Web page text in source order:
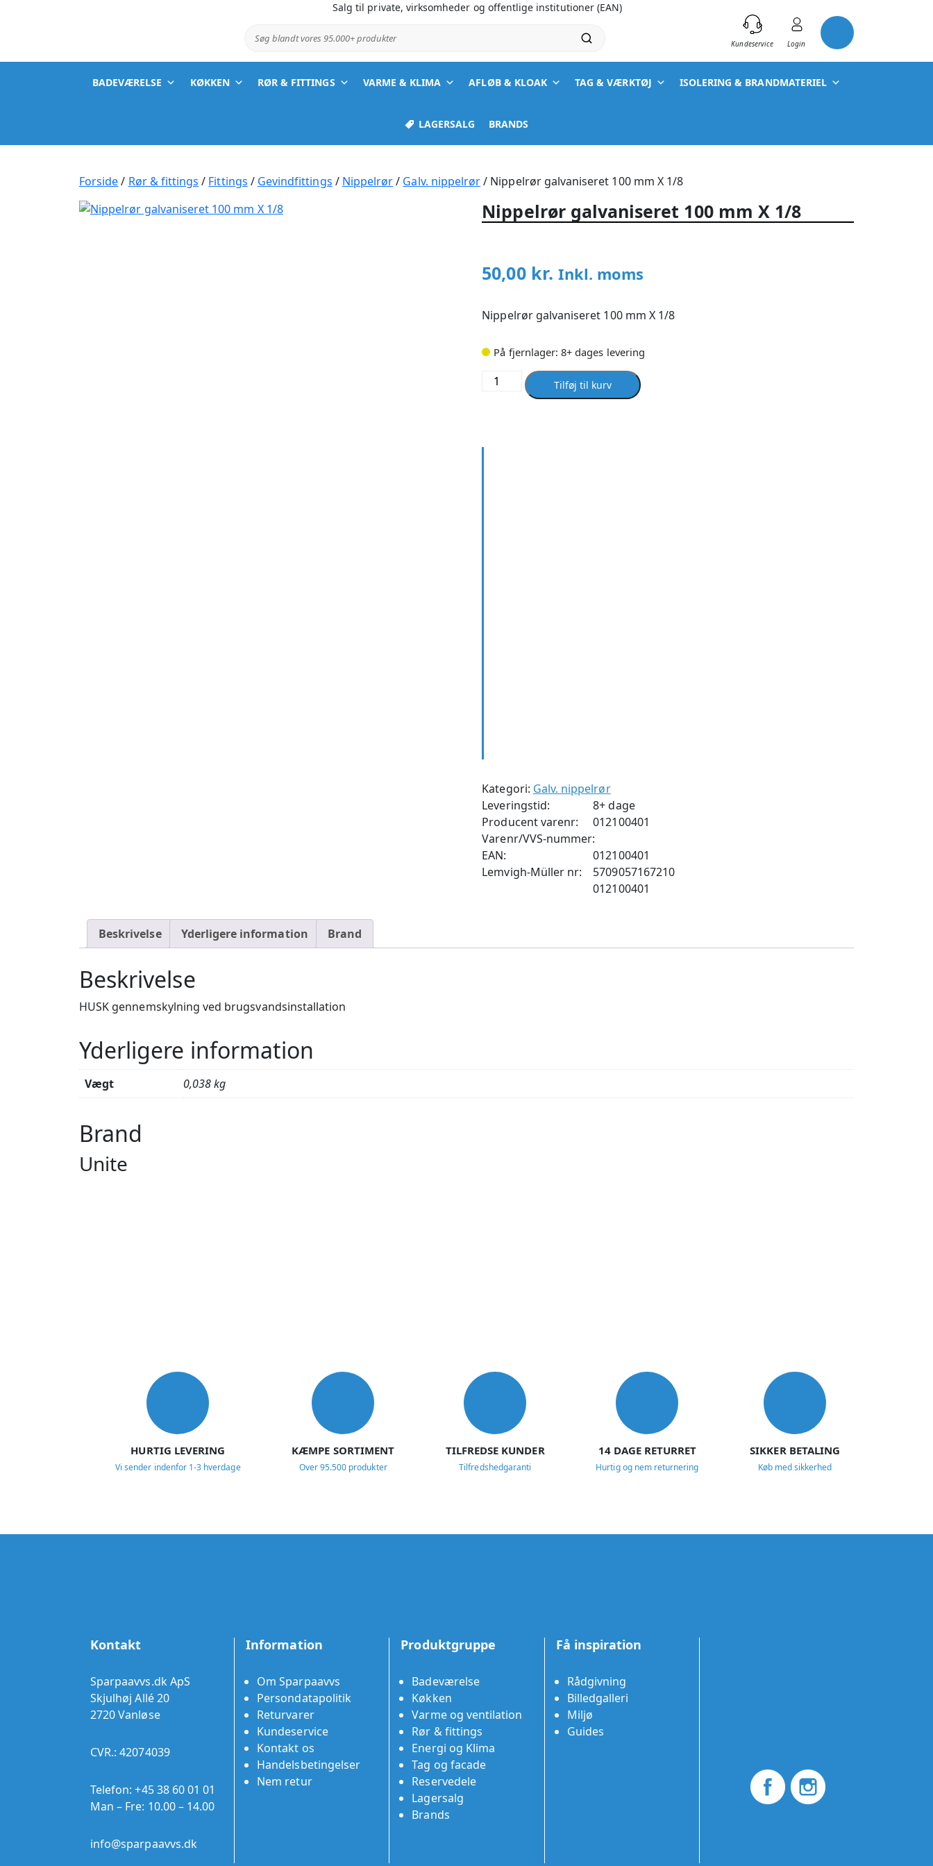
Salg til private, virksomheder og offentlige institutioner (EAN)
Søg blandt vores 95.000+ produkter
Kundeservice Login
BADEVÆRELSE KØKKEN RØR & FITTINGS VARME & KLIMA AFLØB & KLOAK TAG & VÆRKTØJ ISOLERING & BRANDMATERIEL
LAGERSALG BRANDS
Forside/ Rør & fittings / Fittings / Gevindfittings / Nippelrør/ Galv. nippelrør/ Nippelrør galvaniseret 100 mm X 1/8
Nippelrør galvaniseret 100 mm X 1/8
50,00 kr. Inkl. moms
Nippelrør galvaniseret 100 mm X 1/8
På fjernlager: 8+ dages levering
Nippelrør
galvaniseret
X
Tilføj til kurv
Kategori: Galv. nippelrør
Leveringstid:
8+ dage
Producent varenr:
012100401
Varenr/VVS-nummer:
012100401
EAN:
5709057167210
Lemvigh-Müller nr:
012100401
Beskrivelse Yderligere information Brand
Beskrivelse
HUSK gennemskylning ved brugsvandsinstallation
Yderligere information
Vægt 0,038 kg
Brand
Unite
HURTIG LEVERING
Vi sender indenfor 1-3 hverdage
KÆMPE SORTIMENT
Over 95.500 produkter
TILFREDSE KUNDER
Tilfredshedgaranti
14 DAGE RETURRET
Hurtig og nem returnering
SIKKER BETALING
Køb med sikkerhed
Kontakt
Sparpaavvs.dk ApS
Skjulhøj Allé 20
2720 Vanløse
CVR.: 42074039
Telefon:+45 38 60 01 01
Man – Fre: 10.00 – 14.00
info@sparpaavvs.dk
Information
Om Sparpaavvs
Persondatapolitik
Returvarer
Kundeservice
Kontakt os
Handelsbetingelser
Nem retur
Produktgruppe
Badeværelse
Køkken
Varme og ventilation
Rør & fittings
Energi og Klima
Tag og facade
Reservedele
Lagersalg
Brands
Få inspiration
Rådgivning
Billedgalleri
Miljø
Guides